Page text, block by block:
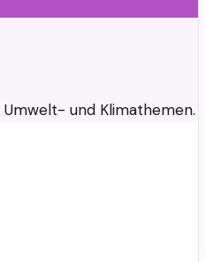
und Klimathemen.